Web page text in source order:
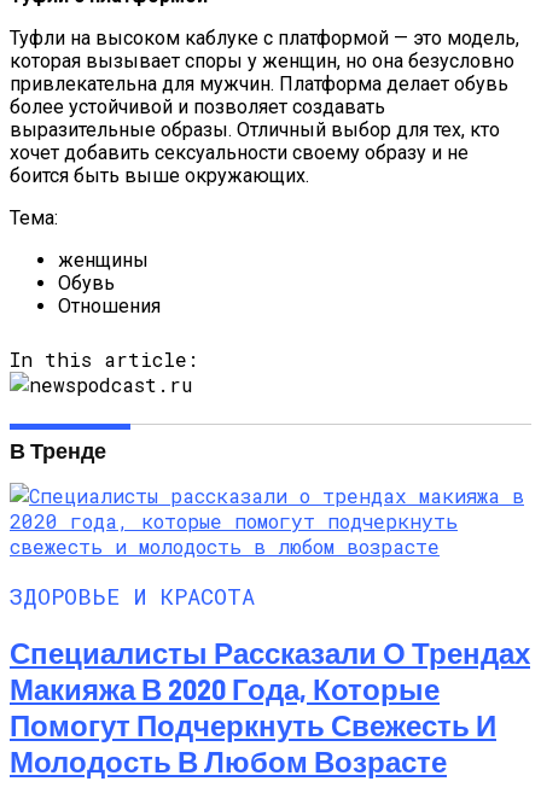
Туфли на высоком каблуке с платформой — это модель,
которая вызывает споры у женщин, но она безусловно
привлекательна для мужчин. Платформа делает обувь
более устойчивой и позволяет создавать
выразительные образы. Отличный выбор для тех, кто
хочет добавить сексуальности своему образу и не
боится быть выше окружающих.
Тема:
женщины
Обувь
Отношения
In this article:
В Тренде
ЗДОРОВЬЕ И КРАСОТА
Специалисты Рассказали О Трендах
Макияжа В 2020 Года, Которые
Помогут Подчеркнуть Свежесть И
Молодость В Любом Возрасте